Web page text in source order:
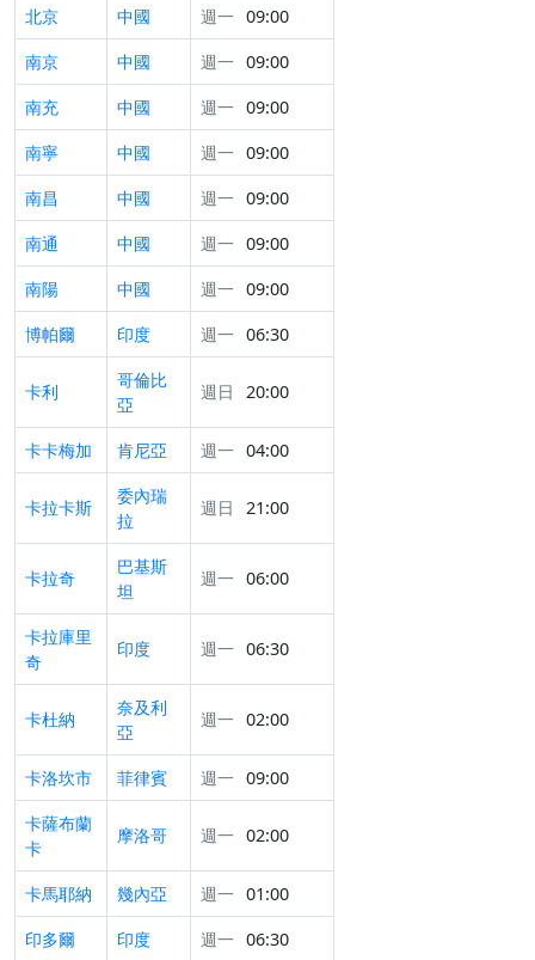
北京
中國 週一 09:00
南京
中國 週一 09:00
南充
中國 週一 09:00
南寧
中國 週一 09:00
南昌
中國 週一 09:00
南通
中國 週一 09:00
南陽
中國 週一 09:00
博帕爾
印度 週一 06:30
卡利
哥倫比
亞
週日 20:00
卡卡梅加 肯尼亞 週一 04:00
卡拉卡斯
委內瑞
拉
週日 21:00
卡拉奇
巴基斯
坦
週一 06:00
卡拉庫里
奇
印度 週一 06:30
卡杜納
奈及利
亞
週一 02:00
卡洛坎市 菲律賓 週一 09:00
卡薩布蘭
卡
摩洛哥 週一 02:00
卡馬耶納 幾內亞 週一 01:00
印多爾
印度 週一 06:30